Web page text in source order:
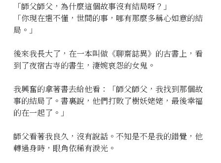
「師父師父，為什麼這個故事沒有結局呀？」
「你現在還不懂，世間的事，哪有那麼多稱心如意的結
局。」
後來我長大了，在一本叫做《聊齋誌異》的古書上，看
到了夜宿古寺的書生，淒婉哀怨的女鬼。
我興奮的拿著書去給他看：「師父師父，我找到那個故
事的結局了。書裏說，他們打敗了樹妖姥姥，最後幸福
的在一起了。」
師父看著我良久，沒有說話。不知是不是我的錯覺，他
轉過身時，眼角依稀有淚光。